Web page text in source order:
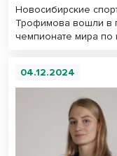
Новосибирские
Трофимова вошли в
чемпионате мира по
04.12.2024